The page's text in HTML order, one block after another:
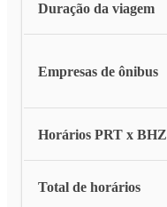
Duração da viagem
Empresas de ônibus
Horários PRT x BHZ
Total de horários